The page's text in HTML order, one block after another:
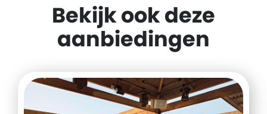
Bekijk ook deze
aanbiedingen